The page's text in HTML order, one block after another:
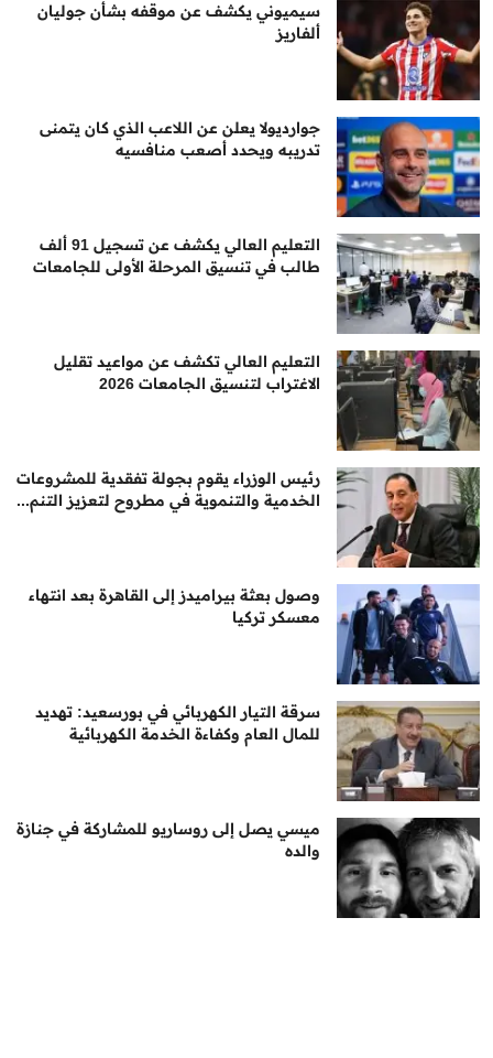
سيميوني يكشف عن موقفه بشأن جوليان
ألفاريز
جوارديولا يعلن عن اللاعب الذي كان يتمنى
تدريبه ويحدد أصعب منافسيه
التعليم العالي يكشف عن تسجيل 91 ألف
طالب في تنسيق المرحلة الأولى للجامعات
التعليم العالي تكشف عن مواعيد تقليل
الاغتراب لتنسيق الجامعات 2026
رئيس الوزراء يقوم بجولة تفقدية للمشروعات
الخدمية والتنموية في مطروح لتعزيز التنم...
وصول بعثة بيراميدز إلى القاهرة بعد انتهاء
معسكر تركيا
سرقة التيار الكهربائي في بورسعيد: تهديد
للمال العام وكفاءة الخدمة الكهربائية
ميسي يصل إلى روساريو للمشاركة في جنازة
والده